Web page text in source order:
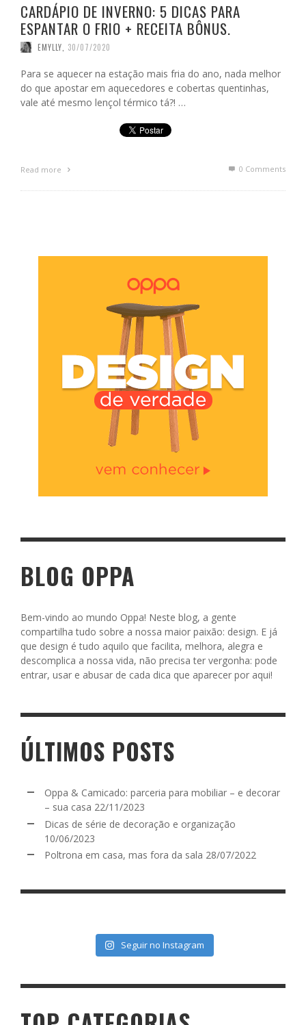
CARDÁPIO DE INVERNO: 5 DICAS PARA
ESPANTAR O FRIO + RECEITA BÔNUS.
EMYLLY 30/07/2020
Para se aquecer na estação mais fria do ano, nada melhor
do que apostar em aquecedores e cobertas quentinhas,
vale até mesmo lençol térmico tá?! …
Read more 0 Comments
BLOG OPPA
Bem-vindo ao mundo Oppa! Neste blog, a gente
compartilha tudo sobre a nossa maior paixão: design. E já
que design é tudo aquilo que facilita, melhora, alegra e
descomplica a nossa vida, não precisa ter vergonha: pode
entrar, usar e abusar de cada dica que aparecer por aqui!
ÚLTIMOS POSTS
Oppa & Camicado: parceria para mobiliar – e decorar
– sua casa 22/11/2023
Dicas de série de decoração e organização
10/06/2023
Poltrona em casa, mas fora da sala 28/07/2022
Seguir no Instagram